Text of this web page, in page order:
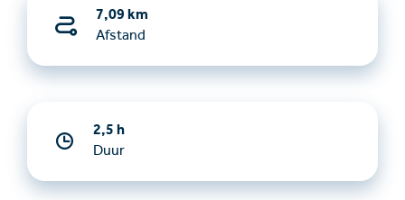
7,09 km
Afstand
2,5 h
Duur